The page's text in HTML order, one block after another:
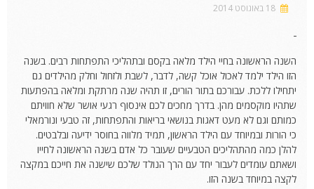
18 באוגוסט 2014
השנה הראשונה בחיי הילד מלאה בקסם ובתהליכי התפתחות רבים. בשנה
הזו הילד ילמד לאכול אוכל קשה, לדבר, לשבת ולזחול וחלק מהילדים גם
יתחילו ללכת. עבורכם בתור הורים, זו תהיה שנה מרתקת ומלאה בהפתעות
שתהיו מוקסמים מהן. בדרך מחכים לכם אינסוף רגעי אושר שלא חוויתם
כמותם וגם לא מעט דאגות בנושאי בריאות והתפתחות, זה טבעי ונורמאלי
כי הורות ובמיוחד עם הילד הראשון, תמיד מלווה בחוסר ידיעה ובלבטים.
להלן כמה מהתהליכים הטבעיים שעובר כל אדם בשנה הראשונה לחייו
ושאתם עומדים לעבור יחד עם הרך הנולד שלכם שישנה את חייכם במקצה
לקצה במיוחד בשנה הזו.